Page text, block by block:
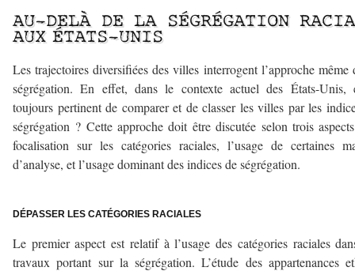
AU-DELÀ DE LA SÉGRÉGATION
AUX ÉTATS-UNIS
Les trajectoires diversifiées des villes interrogent l’approche même
ségrégation. En effet, dans le contexte actuel des États-Unis,
toujours pertinent de comparer et de classer les villes par les
ségrégation ? Cette approche doit être discutée selon trois
focalisation sur les catégories raciales, l’usage de certaines
d’analyse, et l’usage dominant des indices de ségrégation.
DÉPASSER LES CATÉGORIES RACIALES
Le premier aspect est relatif à l’usage des catégories raciales
travaux portant sur la ségrégation. L’étude des appartenances